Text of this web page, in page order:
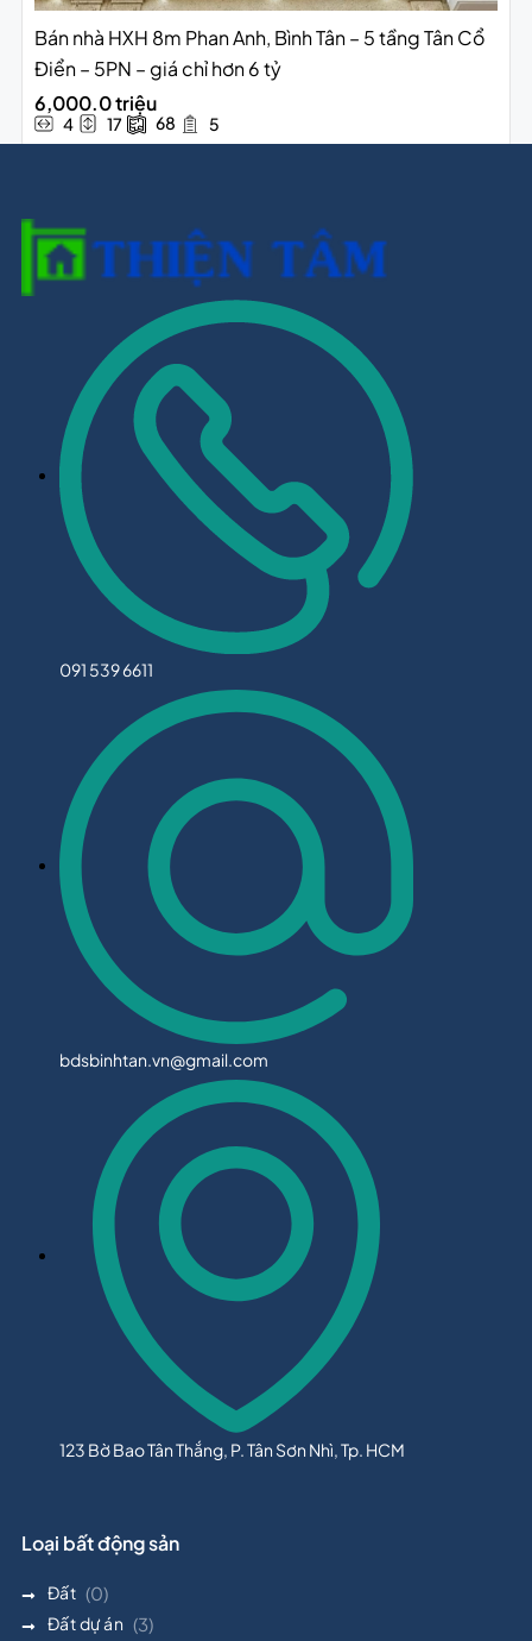
Bán nhà HXH 8m Phan Anh, Bình Tân – 5 tầng Tân Cổ
Điển – 5PN – giá chỉ hơn 6 tỷ
6,000.0 triệu
4 17 68 5
091 539 6611
bdsbinhtan.vn@gmail.com
123 Bờ Bao Tân Thắng, P. Tân Sơn Nhì, Tp. HCM
Loại bất động sản
Đất (0)
Đất dự án (3)